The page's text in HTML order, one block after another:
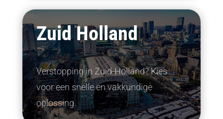
Zuid Holland
Verstopping in Zuid-Holland? Kies
voor een snelle en vakkundige
oplossing.